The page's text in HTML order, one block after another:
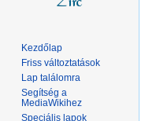
Kezdőlap
Friss változtatások
Lap találomra
Segítség a
MediaWikihez
Speciális lapok